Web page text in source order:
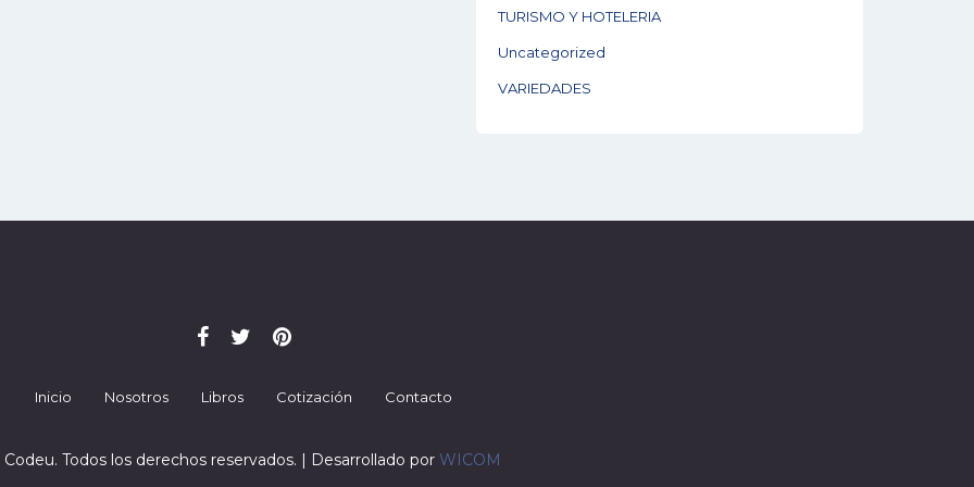
TURISMO Y HOTELERIA
Uncategorized
VARIEDADES
Inicio Nosotros Libros Cotización Contacto
Todos los derechos reservados. | Desarrollado por WICOM